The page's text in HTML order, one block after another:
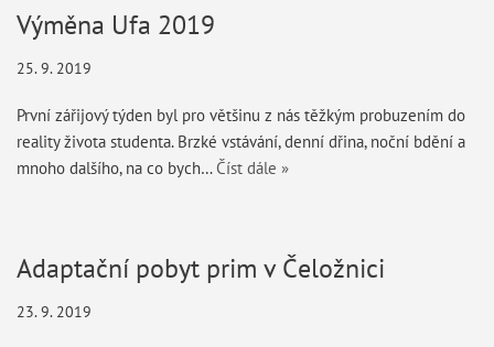
Výměna Ufa 2019
25. 9. 2019
První zářijový týden byl pro většinu z nás těžkým probuzením do
reality života studenta. Brzké vstávání, denní dřina, noční bdění a
mnoho dalšího, na co bych… Číst dále »
Adaptační pobyt prim v Čeložnici
23. 9. 2019